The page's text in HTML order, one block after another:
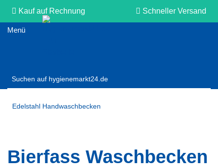
Kauf auf Rechnung Schneller Versand
Edelstahl Handwaschbecken
Bierfass Waschbecken